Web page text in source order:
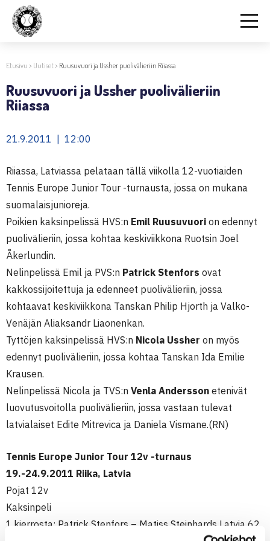
Etusivu > Uutiset> Ruusuvuori ja Ussher puolivälieriin Riiassa
Ruusuvuori ja Ussher puolivälieriin
Riiassa
21.9.2011 | 12:00
Riiassa, Latviassa pelataan tällä viikolla 12-vuotiaiden
Tennis Europe Junior Tour -turnausta, jossa on mukana
suomalaisjunioreja.
Poikien kaksinpelissä HVS:n Emil Ruusuvuori on edennyt
puolivälieriin, jossa kohtaa keskiviikkona Ruotsin Joel
Åkerlundin.
Nelinpelissä Emil ja PVS:n Patrick Stenfors ovat
kakkossijoitettuja ja edenneet puolivälieriin, jossa
kohtaavat keskiviikkona Tanskan Philip Hjorth ja Valko-
Venäjän Aliaksandr Liaonenkan.
Tyttöjen kaksinpelissä HVS:n Nicola Ussher on myös
edennyt puolivälieriin, jossa kohtaa Tanskan Ida Emilie
Krausen.
Nelinpelissä Nicola ja TVS:n Venla Andersson etenivät
luovutusvoitolla puolivälieriin, jossa vastaan tulevat
latvialaiset Edite Mitrevica ja Daniela Vismane.(RN)
Tennis Europe Junior Tour 12v -turnaus
19.-24.9.2011 Riika, Latvia
Pojat 12v
Kaksinpeli
1.kierrosta: Patrick Stenfors – Matiss Steinhards Latvia 62